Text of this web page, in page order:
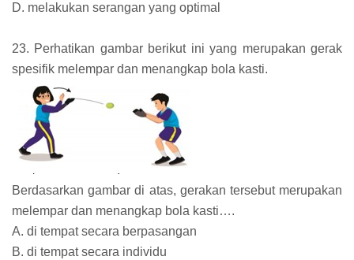
D. melakukan serangan yang optimal
23. Perhatikan gambar berikut ini yang merupakan gerak
spesifik melempar dan menangkap bola kasti.
Berdasarkan gambar di atas, gerakan tersebut merupakan
melempar dan menangkap bola kasti….
A. di tempat secara berpasangan
B. di tempat secara individu